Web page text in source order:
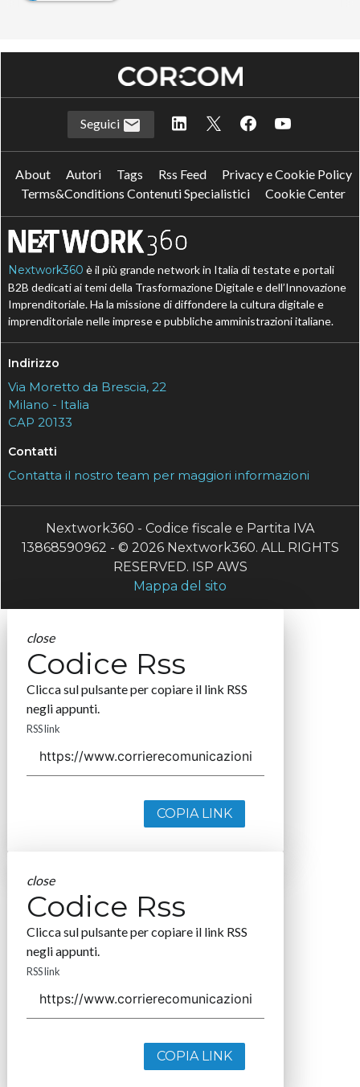
Seguici
About Autori Tags Rss Feed
Privacy e Cookie Policy
Terms&Conditions Contenuti Specialistici
Cookie Center
Nextwork360 è il più grande network in Italia di testate e portali
B2B dedicati ai temi della Trasformazione Digitale e dell’Innovazione
Imprenditoriale. Ha la missione di diffondere la cultura digitale e
imprenditoriale nelle imprese e pubbliche amministrazioni italiane.
Indirizzo
Via Moretto da Brescia, 22
Milano - Italia
CAP 20133
Contatti
Contatta il nostro team per maggiori informazioni
Nextwork360 - Codice fiscale e Partita IVA
13868590962 - © 2026 Nextwork360. ALL RIGHTS
RESERVED. ISP AWS
Mappa del sito
close
Codice Rss
Clicca sul pulsante per copiare il link RSS
negli appunti.
RSS link
COPIA LINK
close
Codice Rss
Clicca sul pulsante per copiare il link RSS
negli appunti.
RSS link
COPIA LINK